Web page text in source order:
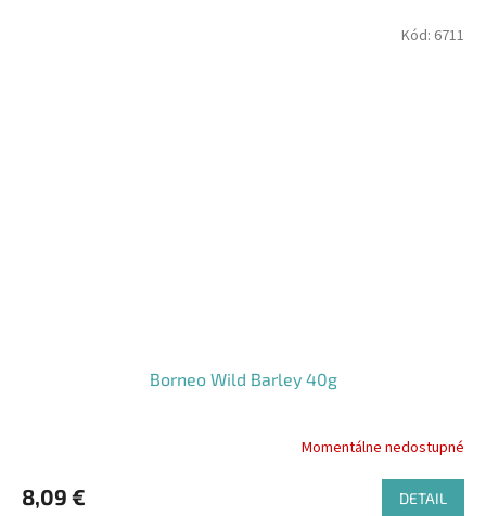
Borneo Wild Barley 40g
Momentálne nedostupné
8,09 € DETAIL
Kód: 6711